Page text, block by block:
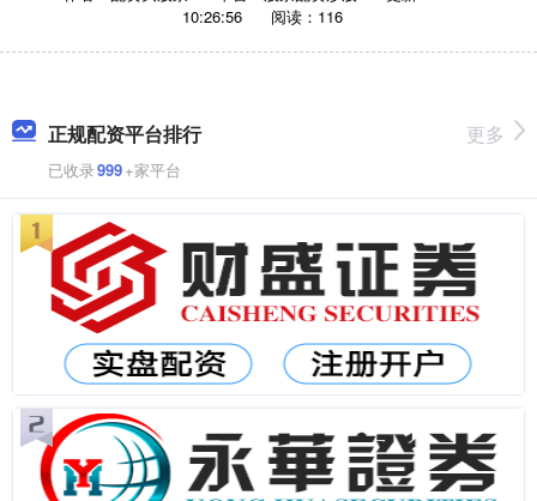
10:26:56
阅读：116
正规配资平台排行
已收录999+家平台
更多